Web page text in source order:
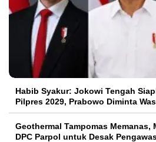
Habib Syakur: Jokowi Tengah
Pilpres 2029, Prabowo Diminta
Geothermal Tampomas Memanas,
DPC Parpol untuk Desak